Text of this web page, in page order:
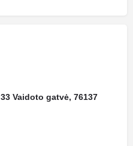
33 Vaidoto gatvė, 76137